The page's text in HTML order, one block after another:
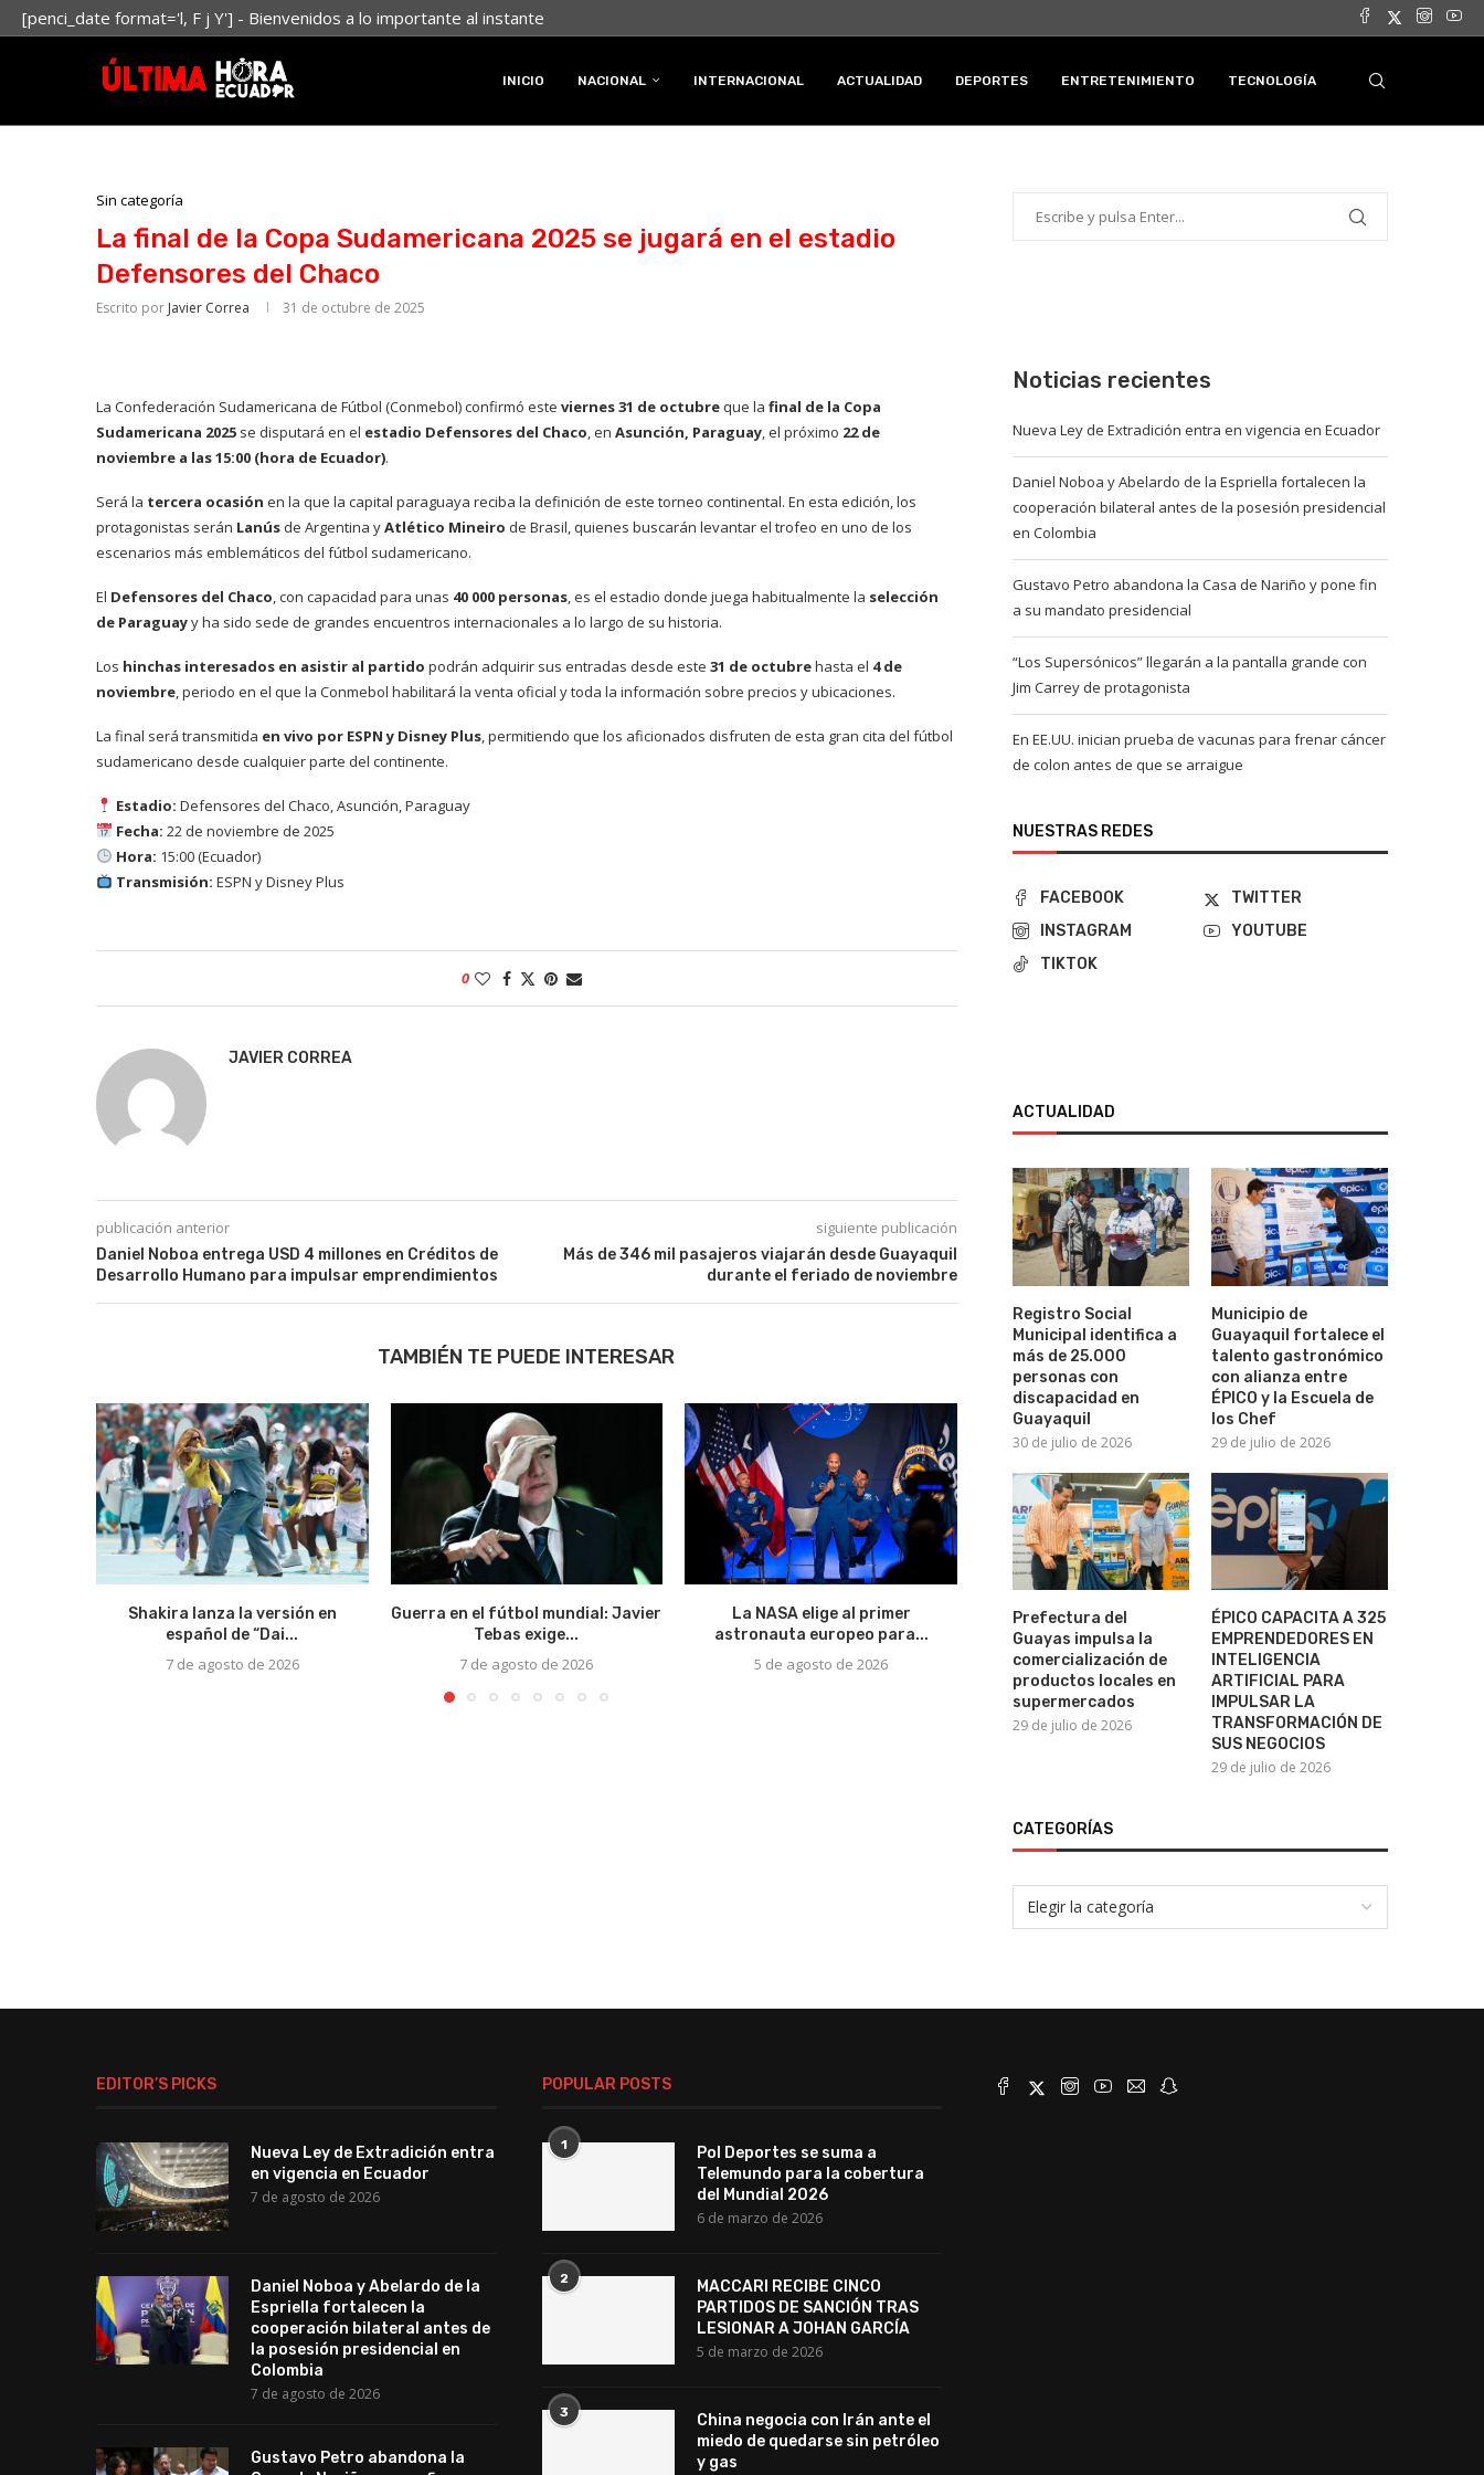
[penci_date format='l, F j Y'] - Bienvenidos a lo importante al instante
INICIO NACIONAL INTERNACIONAL ACTUALIDAD DEPORTES ENTRETENIMIENTO TECNOLOGÍA
Sin categoría
La final de la Copa Sudamericana 2025 se jugará en el estadio
Defensores del Chaco
Escrito por Javier Correa 31 de octubre de 2025
La Confederación Sudamericana de Fútbol (Conmebol) confirmó este viernes 31 de octubreque la final de la Copa
Sudamericana 2025 se disputará en el estadio Defensores del Chaco, en Asunción, Paraguay, el próximo 22 de
noviembre a las 15:00 (hora de Ecuador).
Será la tercera ocasión en la que la capital paraguaya reciba la definición de este torneo continental. En esta edición, los
protagonistas serán Lanús de Argentina yAtlético Mineiro de Brasil, quienes buscarán levantar el trofeo en uno de los
escenarios más emblemáticos del fútbol sudamericano.
El Defensores del Chaco, con capacidad para unas 40 000 personas, es el estadio donde juega habitualmente la selección
de Paraguayy ha sido sede de grandes encuentros internacionales a lo largo de su historia.
Los hinchas interesados en asistir al partido podrán adquirir sus entradas desde este 31 de octubrehasta el 4 de
noviembre, periodo en el que la Conmebol habilitará la venta oficial y toda la información sobre precios y ubicaciones.
La final será transmitida en vivo por ESPN y Disney Plus, permitiendo que los aficionados disfruten de esta gran cita del fútbol
sudamericano desde cualquier parte del continente.
Estadio: Defensores del Chaco, Asunción, Paraguay
Fecha: 22 de noviembre de 2025
Hora: 15:00 (Ecuador)
Transmisión: ESPN y Disney Plus
0
JAVIER CORREA
publicación anterior
Daniel Noboa entrega USD 4 millones en Créditos de
Desarrollo Humano para impulsar emprendimientos
siguiente publicación
Más de 346 mil pasajeros viajarán desde Guayaquil
durante el feriado de noviembre
TAMBIÉN TE PUEDE INTERESAR
Shakira lanza la versión en
español de “Dai...
7 de agosto de 2026
Guerra en el fútbol mundial: Javier
Tebas exige...
7 de agosto de 2026
La NASA elige al primer
astronauta europeo para...
5 de agosto de 2026
¡Elton John cumple 36 años sin
beber alcohol!
Nicolás Maduro
nuevamente ante la
Noticias recientes
Nueva Ley de Extradición entra en vigencia en Ecuador
Daniel Noboa y Abelardo de la Espriella fortalecen la
cooperación bilateral antes de la posesión presidencial
en Colombia
Gustavo Petro abandona la Casa de Nariño y pone fin
a su mandato presidencial
“Los Supersónicos” llegarán a la pantalla grande con
Jim Carrey de protagonista
En EE.UU. inician prueba de vacunas para frenar cáncer
de colon antes de que se arraigue
NUESTRAS REDES
FACEBOOK
TWITTER
INSTAGRAM
YOUTUBE
TIKTOK
ACTUALIDAD
Registro Social
Municipal identifica a
más de 25.000
personas con
discapacidad en
Guayaquil
30 de julio de 2026
Municipio de
Guayaquil fortalece el
talento gastronómico
con alianza entre
ÉPICO y la Escuela de
los Chef
29 de julio de 2026
Prefectura del
Guayas impulsa la
comercialización de
productos locales en
supermercados
29 de julio de 2026
ÉPICO CAPACITA A 325
EMPRENDEDORES EN
INTELIGENCIA
ARTIFICIAL PARA
IMPULSAR LA
TRANSFORMACIÓN DE
SUS NEGOCIOS
29 de julio de 2026
CATEGORÍAS
EDITOR’S PICKS
Nueva Ley de Extradición entra
en vigencia en Ecuador
7 de agosto de 2026
Daniel Noboa y Abelardo de la
Espriella fortalecen la
cooperación bilateral antes de
la posesión presidencial en
Colombia
7 de agosto de 2026
Gustavo Petro abandona la
POPULAR POSTS
1
Pol Deportes se suma a
Telemundo para la cobertura
del Mundial 2026
6 de marzo de 2026
2
MACCARI RECIBE CINCO
PARTIDOS DE SANCIÓN TRAS
LESIONAR A JOHAN GARCÍA
5 de marzo de 2026
3
China negocia con Irán ante el
miedo de quedarse sin petróleo
y gas